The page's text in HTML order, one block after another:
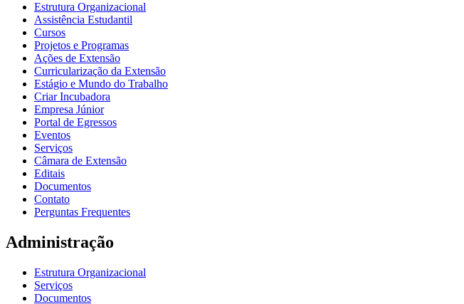
Estrutura Organizacional
Assistência Estudantil
Cursos
Projetos e Programas
Ações de Extensão
Curricularização da Extensão
Estágio e Mundo do Trabalho
Criar Incubadora
Empresa Júnior
Portal de Egressos
Eventos
Serviços
Câmara de Extensão
Editais
Documentos
Contato
Perguntas Frequentes
Administração
Estrutura Organizacional
Serviços
Documentos